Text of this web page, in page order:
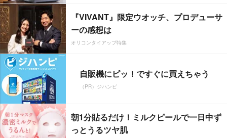
『VIVANT』限定ウオッチ、プロデューサ
ーの感想は
オリコンタイアップ特集
自販機にピッ！ですぐに買えちゃう
（PR）ジハンピ
朝1分貼るだけ！ミルクピールで一日中ず
っとうるツヤ肌